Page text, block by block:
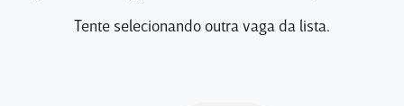
Tente selecionando outra vaga da lista.